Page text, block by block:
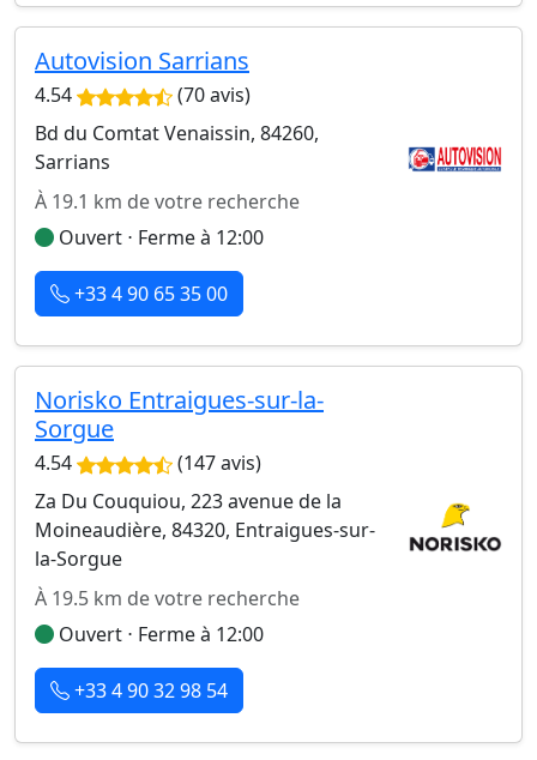
Autovision Sarrians
4.54
(70 avis)
Bd du Comtat Venaissin, 84260,
Sarrians
À 19.1 km de votre recherche
Ouvert ⋅ Ferme à 12:00
+33 4 90 65 35 00
Norisko Entraigues-sur-la-
Sorgue
4.54
(147 avis)
Za Du Couquiou, 223 avenue de la
Moineaudière, 84320, Entraigues-sur-
la-Sorgue
À 19.5 km de votre recherche
Ouvert ⋅ Ferme à 12:00
+33 4 90 32 98 54